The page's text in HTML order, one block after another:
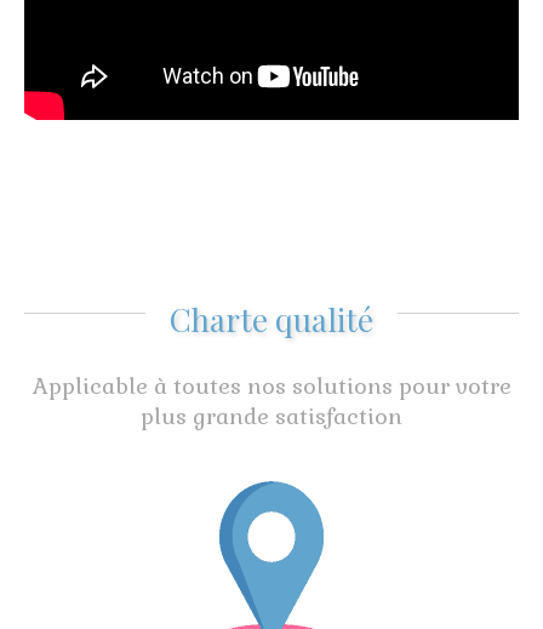
Charte qualité
Applicable à toutes nos solutions pour votre
plus grande satisfaction